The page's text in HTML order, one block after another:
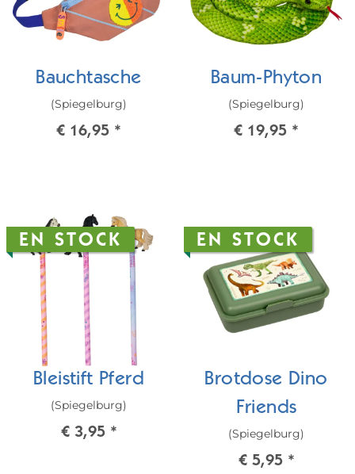
Bauchtasche
(Spiegelburg)
€ 16,95 *
Baum-Phyton
(Spiegelburg)
€ 19,95 *
EN STOCK
Bleistift Pferd
(Spiegelburg)
€ 3,95 *
EN STOCK
Brotdose Dino
Friends
(Spiegelburg)
€ 5,95 *